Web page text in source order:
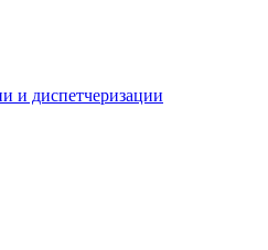
и диспетчеризации